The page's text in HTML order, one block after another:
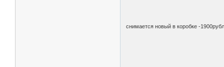
снимается новый в коробке -